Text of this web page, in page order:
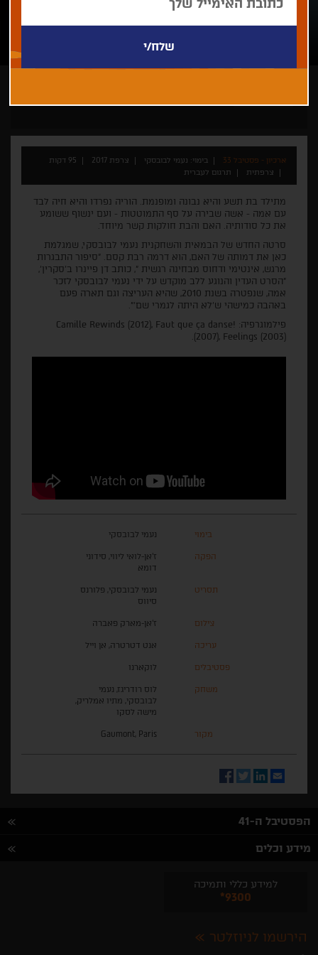
ארכיון - פסטיבל 33 בימוי: נעמי לבובסקי צרפת 2017
95 דקות
צרפתית
תרגום לעברית
מתילד בת תשע והיא נבונה ומופנמת. הוריה נפרדו והיא חיה לבד
עם אמה - אשה שבירה על סף התמוטטות - ועם ינשוף ששומע
את כל סודותיה. האם והבת חולקות קשר מיוחד.
סרטה החדש של הבמאית והשחקנית נעמי לבובסקי, שמגלמת
כאן את דמותה של האם, הוא דרמה רבת קסם. "סיפור התבגרות
מרגש, אינטימי ודחוס מבחינה רגשית ", כותב דן פיינרו ב'סקרין',
"הסרט העדין והנוגע ללב מוקדש על ידי נעמי לבובסקי לזכר
אמה, שנפטרה בשנת 2010, שהיא העריצה וגם תארה פעם
באהבה כמישהי ש'לא היתה לגמרי שם'".
פילמוגרפיה: Camille Rewinds (2012), Faut que ça danse!
(2007), Feelings (2003).
בימוי נעמי לבובסקי
הפקה
ז'אן-לואי ליווי, סידוני
דומא
תסריט
נעמי לבובסקי, פלורנס
סיווס
צילום ז'אן-מארק פאברה
עריכה אנט דטרטרה, אן וייל
פסטיבלים לוקארנו
משחק
לוס רודריגז, נעמי
לבובסקי, מתיו אמלריק,
מישה לסקו
מקור Gaumont, Paris
Email
LinkedIn
Twitter
Facebook
הפסטיבל ה-41
מידע וכלים
למידע כללי ותמיכה
*9300
הירשמו לניוזלטר